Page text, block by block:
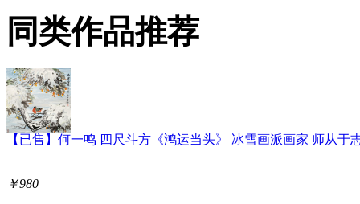
同类作品推荐
【已售】何一鸣 四尺斗方《鸿运当头》 冰雪画派画家 师从于
￥980